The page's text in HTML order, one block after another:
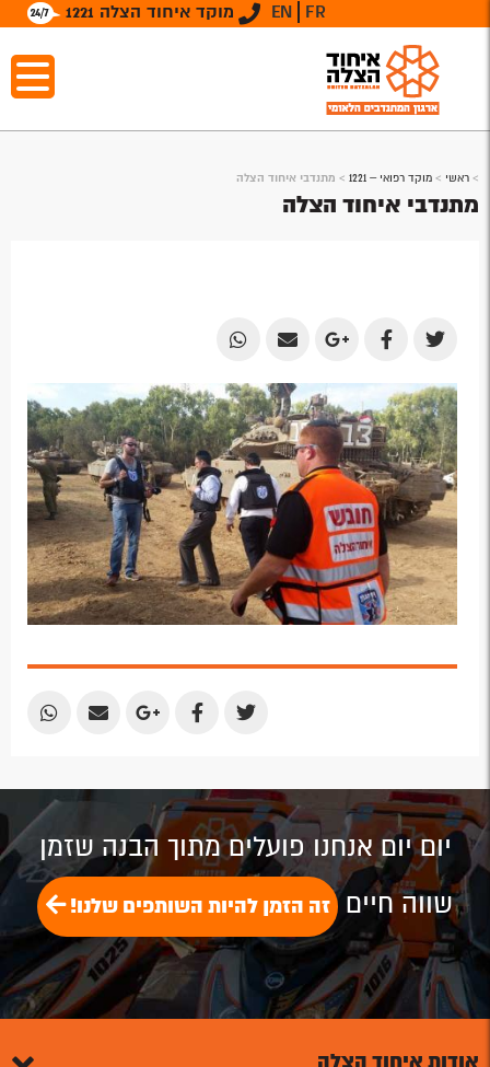
מוקד איחוד הצלה 1221 EN FR
> ראשי > מוקד רפואי – 1221 > מתנדבי איחוד הצלה
מתנדבי איחוד הצלה
Share
on
Twitter
Share
on
Facebook
Share
on
Google
Plus
Share
by
Email
Share
by
Email
Share
Share
Share
Share
Share
יום יום אנחנו פועלים מתוך הבנה שזמן
שווה חיים זה הזמן להיות השותפים שלנו!
אודות איחוד הצלה